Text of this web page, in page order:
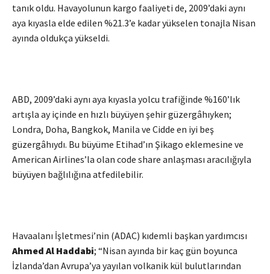
tanık oldu. Havayolunun kargo faaliyeti de, 2009’daki aynı
aya kıyasla elde edilen %21.3’e kadar yükselen tonajla Nisan
ayında oldukça yükseldi.
ABD, 2009’daki aynı aya kıyasla yolcu trafiğinde %160’lık
artışla ay içinde en hızlı büyüyen şehir güzergâhıyken;
Londra, Doha, Bangkok, Manila ve Cidde en iyi beş
güzergâhıydı. Bu büyüme Etihad’ın Şikago eklemesine ve
American Airlines’la olan code share anlaşması aracılığıyla
büyüyen bağlılığına atfedilebilir.
Havaalanı İşletmesi’nin (ADAC) kıdemli başkan yardımcısı
Ahmed Al Haddabi; “Nisan ayında bir kaç gün boyunca
İzlanda’dan Avrupa’ya yayılan volkanik kül bulutlarından